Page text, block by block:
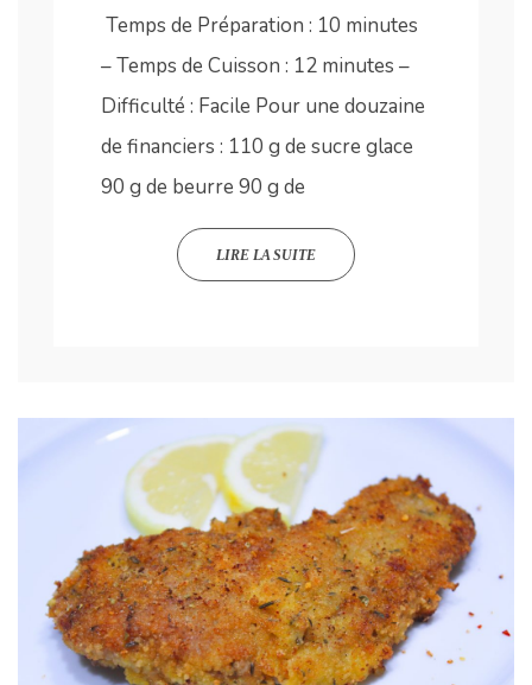
Temps de Préparation : 10 minutes
– Temps de Cuisson : 12 minutes –
Difficulté : Facile Pour une douzaine
de financiers : 110 g de sucre glace
90 g de beurre 90 g de
LIRE LA SUITE